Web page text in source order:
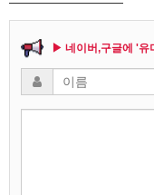
▶ 네이버,구글에 '유